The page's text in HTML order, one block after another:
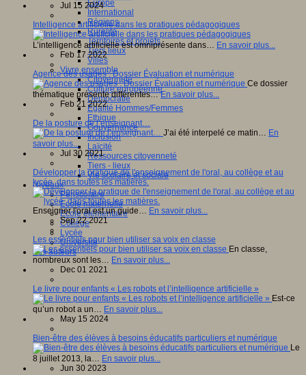
Europe
International
Régions
Ruralité
Territoires et projets
Tiers lieux
Villes
Vivre ensemble
Citoyenneté
Culture européenne
Démocratie
Egalité Hommes/Femmes
Ethique
Gouvernance
Inclusion
Laïcité
Ressources citoyenneté
Tiers - lieux
Vie scolaire et sociale
Niveaux
Périscolaire
Ecole maternelle
Ecole élémentaire
Collège
Lycée
Université
Les auteurs
Jul 15 2024
Intelligence artificielle dans les pratiques pédagogiques
L’intelligence artificielle est omniprésente dans… En savoir plus...
Feb 17 2022
Agence des usages : Dossier Évaluation et numérique
Ce dossier
thématique présente différentes…En savoir plus...
Feb 21 2022
De la posture de l’enseignant…
J’ai été interpelé ce matin… En
savoir plus...
Jul 30 2021
Développer la pratique de l'enseignement de l'oral, au collège et au
lycée, dans toutes les matières.
Enseigner l'oral est un guide… En savoir plus...
Sep 22 2021
Les essentiels pour bien utiliser sa voix en classe
En classe,
nombreux sont les… En savoir plus...
Dec 01 2021
Le livre pour enfants « Les robots et l’intelligence artificielle »
Est-ce
qu’un robot a un… En savoir plus...
May 15 2024
Bien-être des élèves à besoins éducatifs particuliers et numérique
Le
8 juillet 2013, la… En savoir plus...
Jun 30 2023